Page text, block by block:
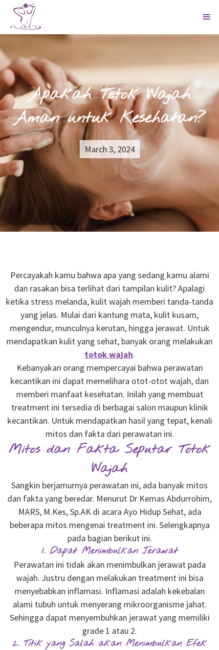
Apakah Totok Wajah
Aman untuk Kesehatan?
March 3, 2024
Percayakah kamu bahwa apa yang sedang kamu alami
dan rasakan bisa terlihat dari tampilan kulit? Apalagi
ketika stress melanda, kulit wajah memberi tanda-tanda
yang jelas. Mulai dari kantung mata, kulit kusam,
mengendur, munculnya kerutan, hingga jerawat. Untuk
mendapatkan kulit yang sehat, banyak orang melakukan
totok wajah.
Kebanyakan orang mempercayai bahwa perawatan
kecantikan ini dapat memelihara otot-otot wajah, dan
memberi manfaat kesehatan. Inilah yang membuat
treatment ini tersedia di berbagai salon maupun klinik
kecantikan. Untuk mendapatkan hasil yang tepat, kenali
mitos dan fakta dari perawatan ini.
Mitos dan Fakta Seputar Totok
Wajah
Sangkin berjamurnya perawatan ini, ada banyak mitos
dan fakta yang beredar. Menurut Dr Kemas Abdurrohim,
MARS, M.Kes, Sp.AK di acara Ayo Hidup Sehat, ada
beberapa mitos mengenai treatment ini. Selengkapnya
pada bagian berikut ini.
1. Dapat Menimbulkan Jerawat
Perawatan ini tidak akan menimbulkan jerawat pada
wajah. Justru dengan melakukan treatment ini bisa
menyebabkan inflamasi. Inflamasi adalah kekebalan
alami tubuh untuk menyerang mikroorganisme jahat.
Sehingga dapat menyembuhkan jerawat yang memiliki
grade 1 atau 2.
2. Titik yang Salah akan Menimbulkan Efek